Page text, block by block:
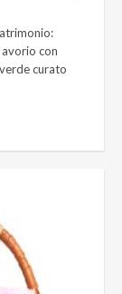
con
curato